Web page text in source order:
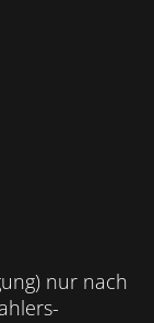
nur nach